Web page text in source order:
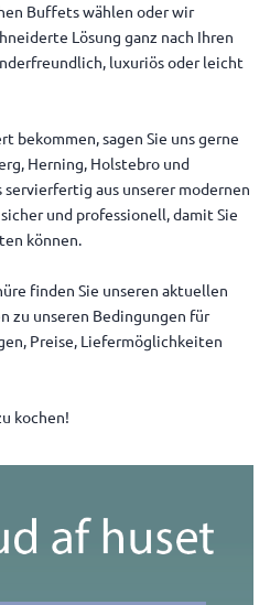
Buffets wählen oder wir
Lösung ganz nach Ihren
luxuriös oder leicht
bekommen, sagen Sie uns gerne
Herning, Holstebro und
servierfertig aus unserer modernen
und professionell, damit Sie
können.
finden Sie unseren aktuellen
zu unseren Bedingungen für
Preise, Liefermöglichkeiten
kochen!